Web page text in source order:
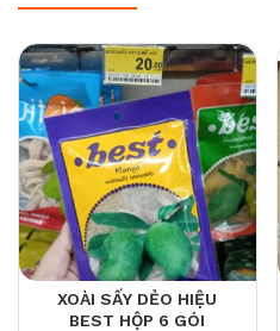
XOÀI SẤY DẺO HIỆU
BEST HỘP 6 GÓI